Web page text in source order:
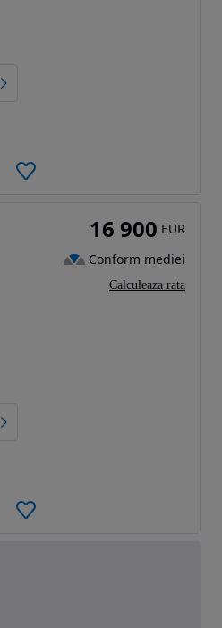
16 900 EUR
Conform mediei
Calculeaza rata